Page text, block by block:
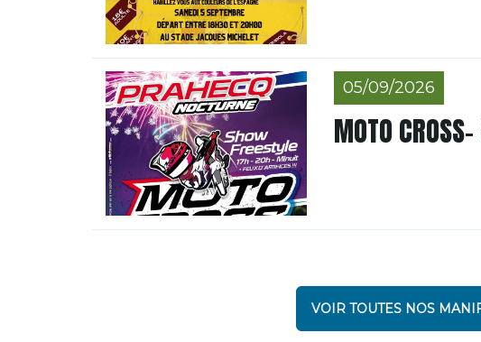
05/09/2026
MOTO CROSS-
VOIR TOUTES NOS